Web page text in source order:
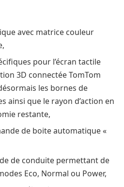
avec matrice couleur
pour l’écran tactile
3D connectée TomTom
les bornes de
ainsi que le rayon d’action en
restante,
de boite automatique «
de conduite permettant de
Eco, Normal ou Power,